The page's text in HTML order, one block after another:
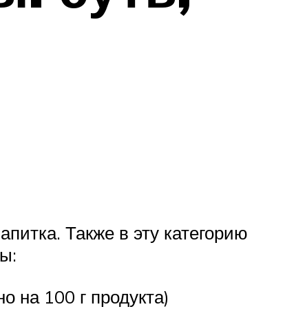
Также в эту категорию
на 100 г продукта)